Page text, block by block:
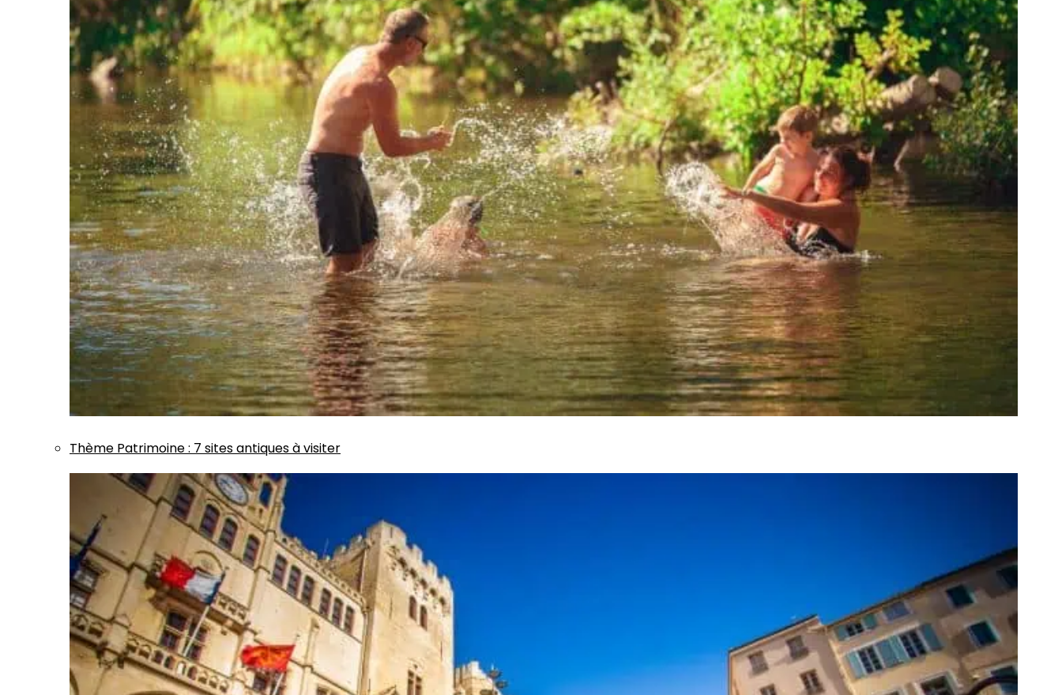
Thème Patrimoine: 7 sites antiques à visiter